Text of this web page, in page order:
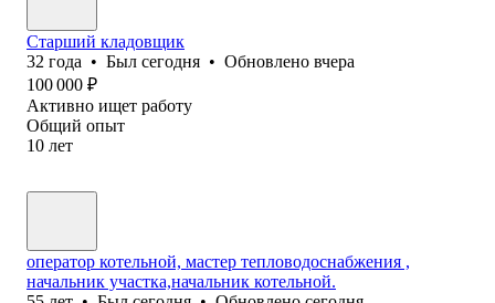
Старший кладовщик
32 года • Был сегодня • Обновлено вчера
100 000 ₽
Активно ищет работу
Общий опыт
10 лет
оператор котельной, мастер тепловодоснабжения ,
начальник участка,начальник котельной.